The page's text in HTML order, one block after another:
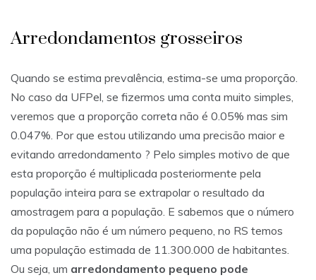
Arredondamentos grosseiros
Quando se estima prevalência, estima-se uma proporção.
No caso da UFPel, se fizermos uma conta muito simples,
veremos que a proporção correta não é 0.05% mas sim
0.047%. Por que estou utilizando uma precisão maior e
evitando arredondamento ? Pelo simples motivo de que
esta proporção é multiplicada posteriormente pela
população inteira para se extrapolar o resultado da
amostragem para a população. E sabemos que o número
da população não é um número pequeno, no RS temos
uma população estimada de 11.300.000 de habitantes.
Ou seja, um arredondamento pequeno pode